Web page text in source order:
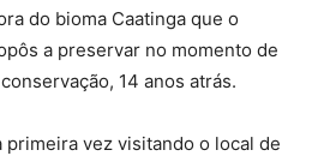
do bioma Caatinga que o
a preservar no momento de
14 anos atrás.
primeira vez visitando o local de